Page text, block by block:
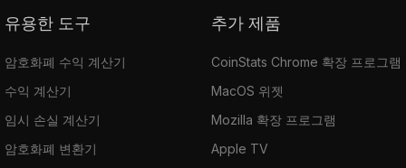
유용한 도구
암호화폐 수익 계산기
수익 계산기
임시 손실 계산기
암호화폐 변환기
추가 제품
CoinStats Chrome 확장 프로그램
MacOS 위젯
Mozilla 확장 프로그램
Apple TV